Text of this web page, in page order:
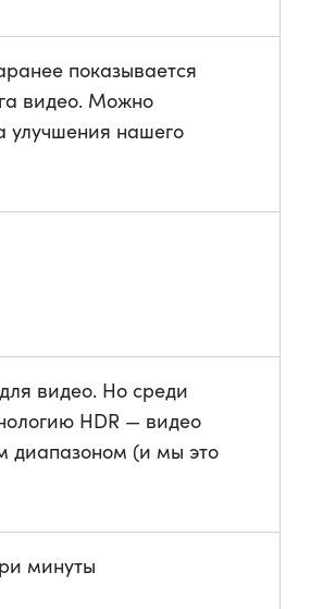
показывается
видео. Можно
улучшения нашего
видео. Но среди
HDR — видео
диапазоном (и мы это
минуты